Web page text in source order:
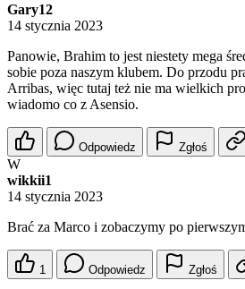
Gary12
14 stycznia 2023
Panowie, Brahim to jest niestety mega
sobie poza naszym klubem. Do przodu
Arribas, więc tutaj też nie ma wielkich
wiadomo co z Asensio.
Odpowiedz Zgłoś
W
wikkii1
14 stycznia 2023
Brać za Marco i zobaczymy po
1 Odpowiedz Zgłoś